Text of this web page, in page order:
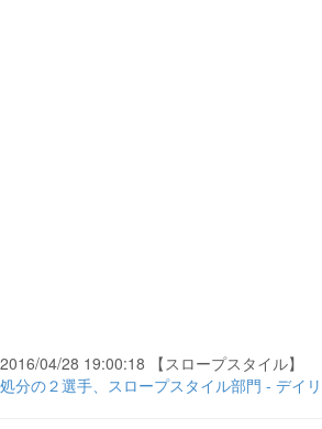
2016/04/28 19:00:18 【スロープスタイル】
処分の２選手、スロープスタイル部門 - デイ